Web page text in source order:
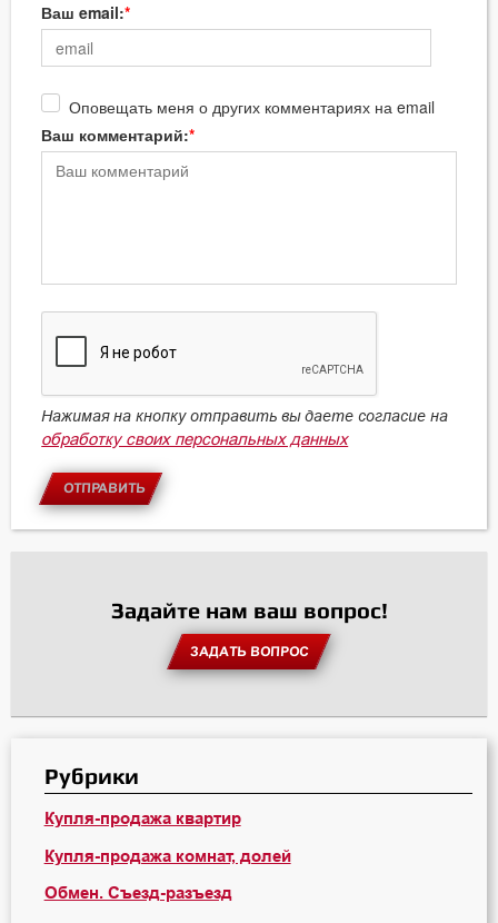
Ваш email:
Оповещать меня о других комментариях на email
Ваш комментарий:
Нажимая на кнопку отправить вы даете согласие на
обработку своих персональных данных
ОТПРАВИТЬ
Задайте нам ваш вопрос!
ЗАДАТЬ ВОПРОС
Рубрики
Купля-продажа квартир
Купля-продажа комнат, долей
Обмен. Съезд-разъезд